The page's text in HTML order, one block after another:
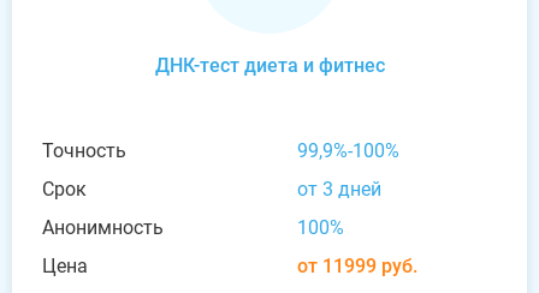
ДНК-тест диета и фитнес
Точность
99,9%-100%
Срок
от 3 дней
Анонимность
100%
Цена
от 11999 руб.